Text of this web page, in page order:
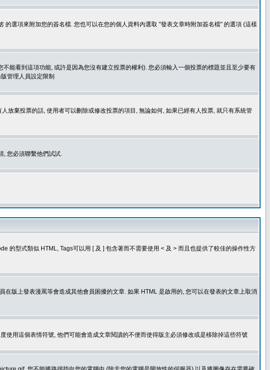
的選項來附加您的簽名檔. 您也可以在您的個人資料內選取 "發表文章時附加簽名檔" 的選項 (這樣
能看到這項功能, 或許是因為您沒有建立投票的權利). 您必須輸入一個投票的標題並且至少要有
管理人員設定限制
放棄投票的話, 使用者可以刪除或修改投票的項目, 無論如何, 如果已經有人投票, 就只有系統管
, 您必須聯繫他們試試.
的型式類似 HTML, Tags可以用 [ 及 ] 包含著而不需要使用 < 及 > 而且也提供了較佳的操作性方
在版上發表漫罵等會造成其他會員困擾的文章. 如果 HTML 是啟用的, 您可以在發表的文章上取消
使用這個表情符號, 他們可能會造成文章閱讀的不便而使得版主必須修改或是移除掉這些符號